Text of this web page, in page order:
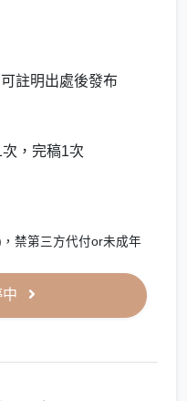
註明出處後發布
，完稿1次
禁第三方代付or未成年